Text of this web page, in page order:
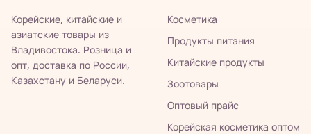
Корейские, китайские и
азиатские товары из
Владивостока. Розница и
опт, доставка по России,
Казахстану и Беларуси.
Косметика
Продукты питания
Китайские продукты
Зоотовары
Оптовый прайс
Корейская косметика оптом